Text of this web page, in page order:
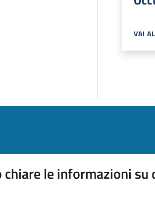
VAI
chiare le informazioni su